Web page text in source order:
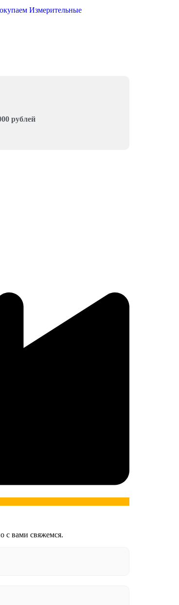
рублей
с вами свяжемся.